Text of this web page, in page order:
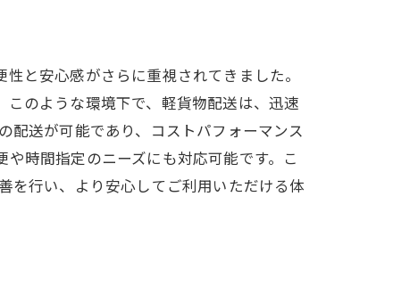
と安心感がさらに重視されてきました。
のような環境下で、軽貨物配送は、迅速
配送が可能であり、コストパフォーマンス
時間指定のニーズにも対応可能です。こ
を行い、より安心してご利用いただける体